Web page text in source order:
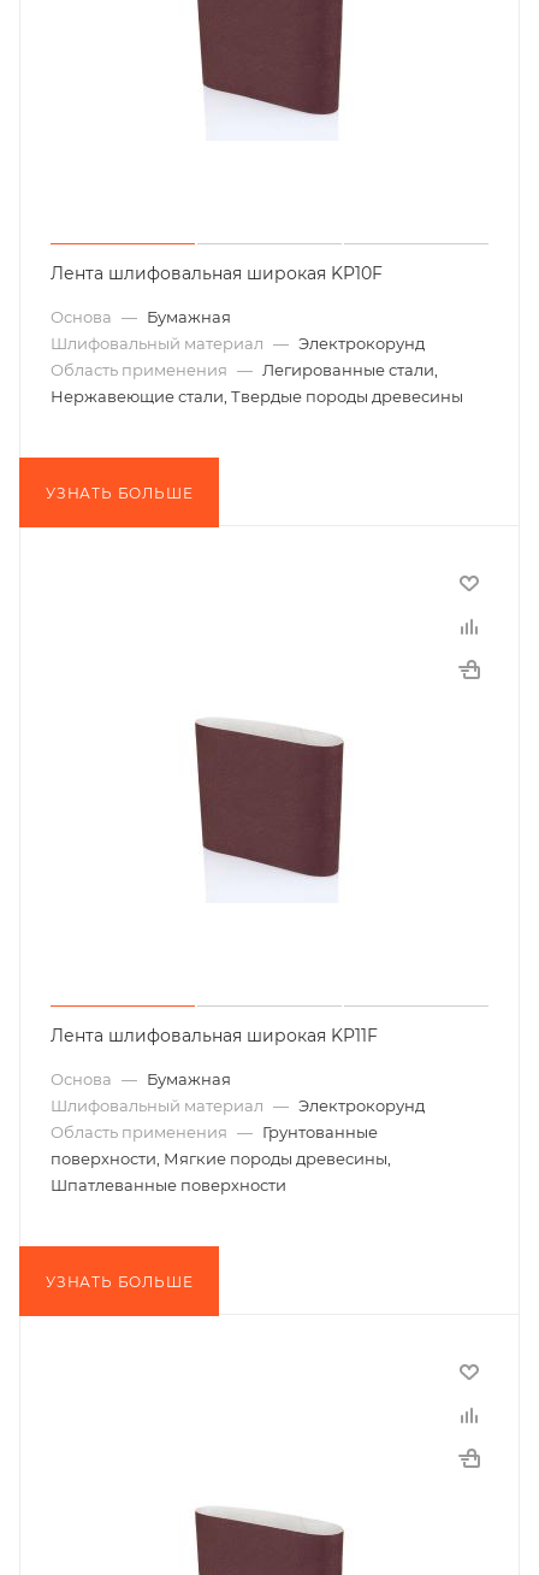
Лента шлифовальная широкая KP10F
Основа — Бумажная
Шлифовальный материал — Электрокорунд
Область применения — Легированные стали,
Нержавеющие стали, Твердые породы древесины
УЗНАТЬ БОЛЬШЕ
Лента шлифовальная широкая KP11F
Основа — Бумажная
Шлифовальный материал — Электрокорунд
Область применения — Грунтованные
поверхности, Мягкие породы древесины,
Шпатлеванные поверхности
УЗНАТЬ БОЛЬШЕ